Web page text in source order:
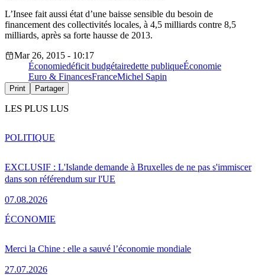
L’Insee fait aussi état d’une baisse sensible du besoin de
financement des collectivités locales, à 4,5 milliards contre 8,5
milliards, après sa forte hausse de 2013.
Mar 26, 2015 - 10:17
Économiedéficit budgétairedette publiqueÉconomie
Euro & FinancesFranceMichel Sapin
Print Partager
LES PLUS LUS
EXCLUSIF : L'Islande demande à Bruxelles de ne pas s'immiscer
dans son référendum sur l'UE
07.08.2026
POLITIQUE
Merci la Chine : elle a sauvé l’économie mondiale
27.07.2026
ÉCONOMIE